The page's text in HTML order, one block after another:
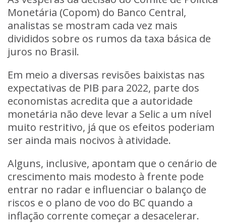
Monetária (Copom) do Banco Central,
analistas se mostram cada vez mais
divididos sobre os rumos da taxa básica de
juros no Brasil.
Em meio a diversas revisões baixistas nas
expectativas de PIB para 2022, parte dos
economistas acredita que a autoridade
monetária não deve levar a Selic a um nível
muito restritivo, já que os efeitos poderiam
ser ainda mais nocivos à atividade.
Alguns, inclusive, apontam que o cenário de
crescimento mais modesto à frente pode
entrar no radar e influenciar o balanço de
riscos e o plano de voo do BC quando a
inflação corrente começar a desacelerar.